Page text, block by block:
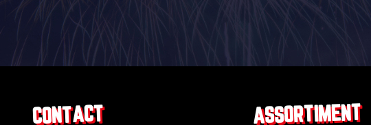
CONTACT ASSORTIMENT